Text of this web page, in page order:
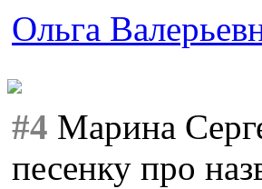
Ольга
#4 Марина
песенку про